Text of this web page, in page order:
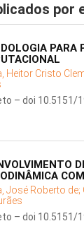
por
PARA
Heitor Cristo
– doi 10.5151/
José Roberto de;
– doi 10.5151/